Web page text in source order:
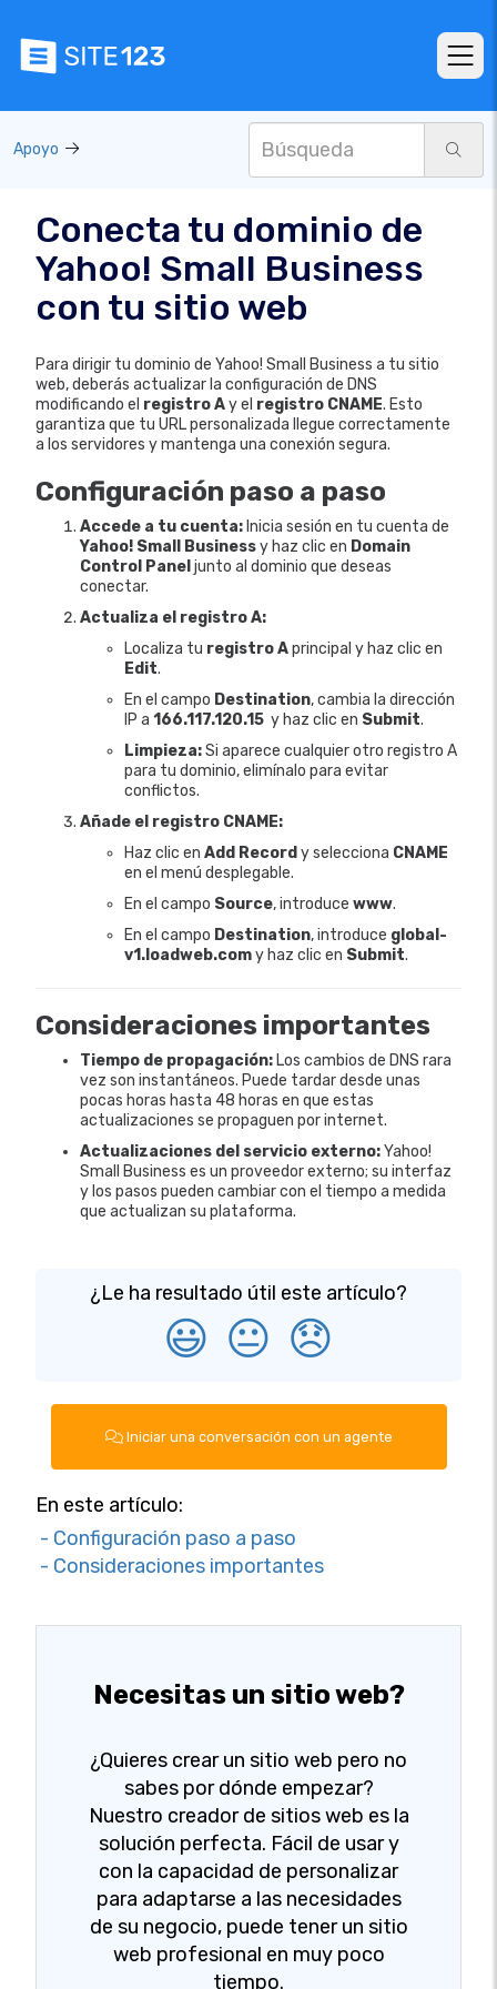
Apoyo
Conecta tu dominio de
Yahoo! Small Business
con tu sitio web
Para dirigir tu dominio de Yahoo! Small Business a tu sitio
web, deberás actualizar la configuración de DNS
modificando el registro Ay el registro CNAME. Esto
garantiza que tu URL personalizada llegue correctamente
a los servidores y mantenga una conexión segura.
Configuración paso a paso
Accede a tu cuenta: Inicia sesión en tu cuenta de
Yahoo! Small Businessy haz clic en Domain
Control Panel junto al dominio que deseas
conectar.
Actualiza el registro A:
Localiza tu registro Aprincipal y haz clic en
Edit.
En el campo Destination, cambia la dirección
IP a 166.117.120.15 y haz clic en Submit.
Limpieza:Si aparece cualquier otro registro A
para tu dominio, elimínalo para evitar
conflictos.
Añade el registro CNAME:
Haz clic en Add Record y selecciona CNAME
en el menú desplegable.
En el campo Source, introduce www.
En el campo Destination, introduce global-
v1.loadweb.comy haz clic en Submit.
Consideraciones importantes
Tiempo de propagación: Los cambios de DNS rara
vez son instantáneos. Puede tardar desde unas
pocas horas hasta 48 horas en que estas
actualizaciones se propaguen por internet.
Actualizaciones del servicio externo:Yahoo!
Small Business es un proveedor externo; su interfaz
y los pasos pueden cambiar con el tiempo a medida
que actualizan su plataforma.
¿Le ha resultado útil este artículo?
😃 😐 😞
Iniciar una conversación con un agente
En este artículo:
- Configuración paso a paso
- Consideraciones importantes
Necesitas un sitio web?
¿Quieres crear un sitio web pero no
sabes por dónde empezar?
Nuestro creador de sitios web es la
solución perfecta. Fácil de usar y
con la capacidad de personalizar
para adaptarse a las necesidades
de su negocio, puede tener un sitio
web profesional en muy poco
tiempo.